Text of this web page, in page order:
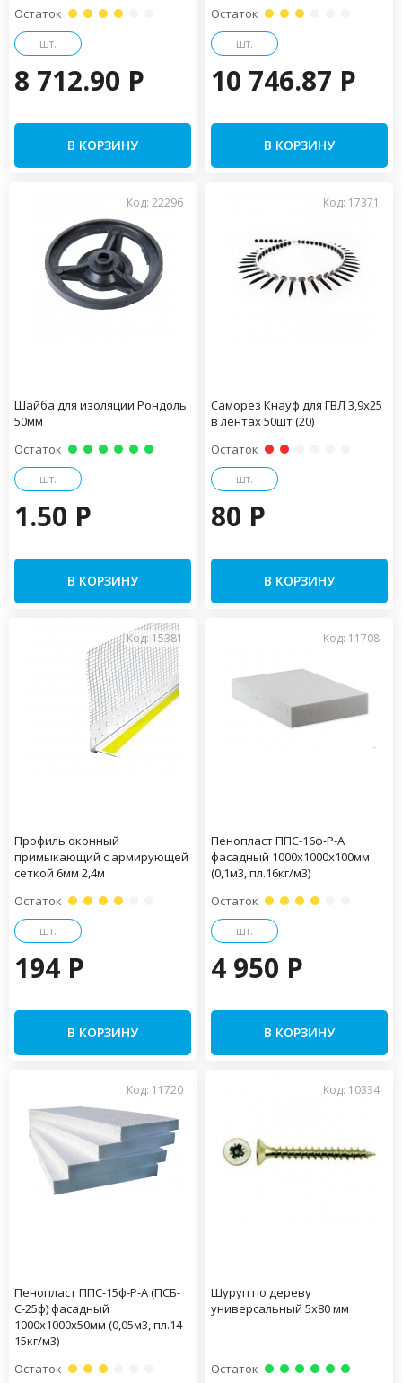
Остаток
шт.
8 712.90 P
В КОРЗИНУ
Остаток
шт.
10 746.87 P
В КОРЗИНУ
Код: 22296
Шайба для изоляции Рондоль
50мм
Остаток
шт.
1.50 P
В КОРЗИНУ
Код: 17371
Саморез Кнауф для ГВЛ 3,9х25
в лентах 50шт (20)
Остаток
шт.
80 P
В КОРЗИНУ
Код: 15381
Профиль оконный
примыкающий с армирующей
сеткой 6мм 2,4м
Остаток
шт.
194 P
В КОРЗИНУ
Код: 11708
Пенопласт ППС-16ф-Р-А
фасадный 1000х1000х100мм
(0,1м3, пл.16кг/м3)
Остаток
шт.
4 950 P
В КОРЗИНУ
Код: 11720
Пенопласт ППС-15ф-Р-А (ПСБ-
С-25ф) фасадный
1000х1000х50мм (0,05м3, пл.14-
15кг/м3)
Остаток
Код: 10334
Шуруп по дереву
универсальный 5х80 мм
Остаток